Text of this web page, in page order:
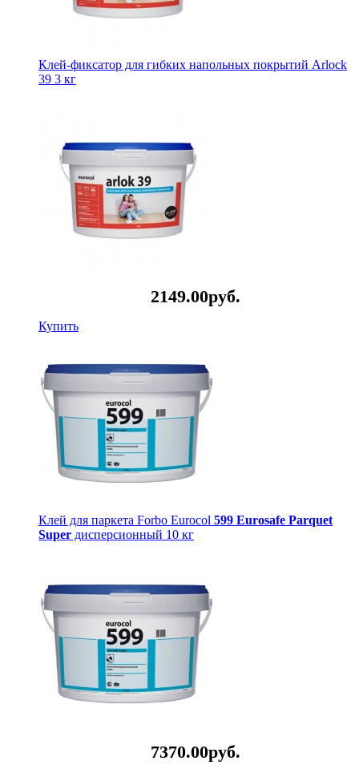
Клей-фиксатор для гибких напольных покрытий Arlock
39 3 кг
2149.00руб.
Купить
Клей для паркета Forbo Eurocol 599 Eurosafe Parquet
Super дисперсионный 10 кг
7370.00руб.